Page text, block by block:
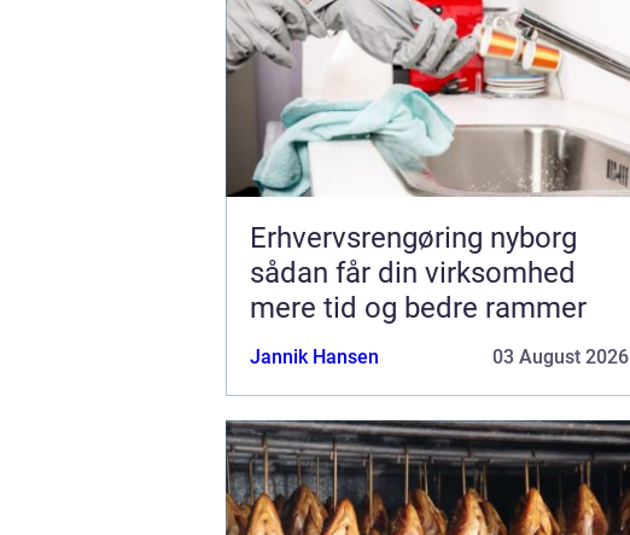
Erhvervsrengøring nyborg
sådan får din virksomhed
mere tid og bedre rammer
Jannik Hansen 03 August 2026